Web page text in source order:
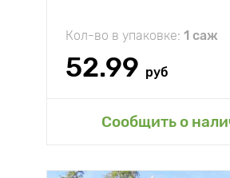
Кол-во в упаковке: 1 саж
52.99 руб
Сообщить о